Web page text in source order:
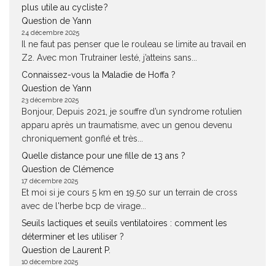
plus utile au cycliste ?
Question de Yann
24 décembre 2025
Il ne faut pas penser que le rouleau se limite au travail en
Z2. Avec mon Trutrainer lesté, j’atteins sans...
Connaissez-vous la Maladie de Hoffa ?
Question de Yann
23 décembre 2025
Bonjour, Depuis 2021, je souffre d’un syndrome rotulien
apparu après un traumatisme, avec un genou devenu
chroniquement gonflé et très...
Quelle distance pour une fille de 13 ans ?
Question de Clémence
17 décembre 2025
Et moi si je cours 5 km en 19.50 sur un terrain de cross
avec de l'herbe bcp de virage...
Seuils lactiques et seuils ventilatoires : comment les
déterminer et les utiliser ?
Question de Laurent P.
10 décembre 2025